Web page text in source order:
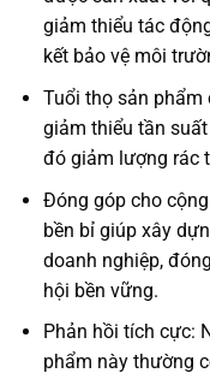
giảm thiểu tác
kết bảo vệ môi
Tuổi thọ sản phẩm
giảm thiểu tần
đó giảm lượng rác
Đóng góp cho
bền bỉ giúp xây
doanh nghiệp,
hội bền vững.
Phản hồi tích cực:
phẩm này thường